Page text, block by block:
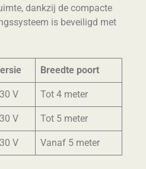
dankzij de compacte
is beveiligd met
Breedte poort
V Tot 4 meter
V Tot 5 meter
V Vanaf 5 meter